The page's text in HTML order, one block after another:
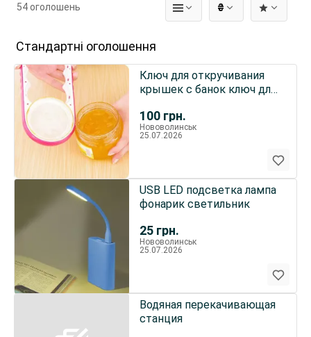
₴
54 оголошень
Стандартні оголошення
100 грн.
Ключ для откручивания
крышек с банок ключ дл
Нововолинськ
25.07.2026
25 грн.
USB LED подсветка лампа
фонарик светильник
Нововолинськ
25.07.2026
Водяная перекачивающая
станция